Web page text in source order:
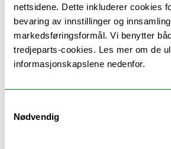
nettsidene. Dette inkluderer cookies
bevaring av innstillinger og
markedsføringsformål. Vi benytter
tredjeparts-cookies. Les mer om de
informasjonskapslene nedenfor.
Nødvendig
avoiding immune cells, we designed
interact with them to enhance drug
We studied how different liposome
uptake by immune cells in the
and composition, we developed
function by preventing tumors